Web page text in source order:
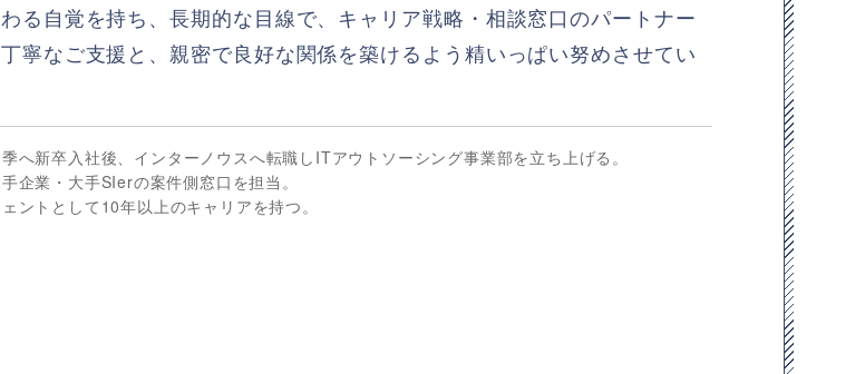
る自覚を持ち、長期的な目線で、キャリア戦略・相談窓口のパートナー
寧なご支援と、親密で良好な関係を築けるよう精いっぱい努めさせてい
へ新卒入社後、インターノウスへ転職しITアウトソーシング事業部を立ち上げる。
企業・大手SIerの案件側窓口を担当。
ントとして10年以上のキャリアを持つ。